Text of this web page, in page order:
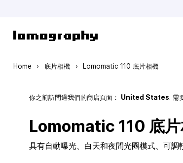
Home › 底片相機 › Lomomatic 110 底片相機
你之前訪問過我們的商店頁面： United States. 需
Lomomatic 110 底
具有自動曝光、白天和夜間光圈模式、可